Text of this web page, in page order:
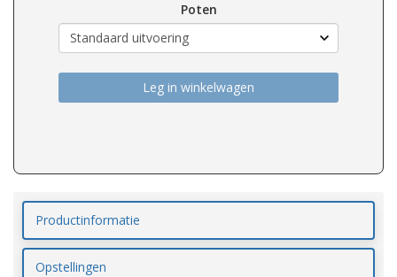
Poten
Leg in winkelwagen
Productinformatie
Opstellingen